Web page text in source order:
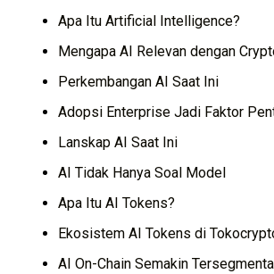
Apa Itu Artificial Intelligence?
Mengapa AI Relevan dengan
Perkembangan AI Saat Ini
Adopsi Enterprise Jadi Faktor
Lanskap AI Saat Ini
AI Tidak Hanya Soal Model
Apa Itu AI Tokens?
Ekosistem AI Tokens di
AI On-Chain Semakin